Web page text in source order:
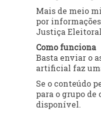
Mais de meio
por
Justiça
Como funciona
Basta enviar o
artificial faz
Se o conteúdo
para o grupo
disponível.